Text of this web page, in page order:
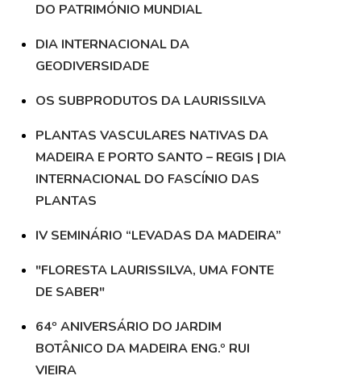
DO PATRIMÓNIO MUNDIAL
DIA INTERNACIONAL DA
GEODIVERSIDADE
OS SUBPRODUTOS DA LAURISSILVA
PLANTAS VASCULARES NATIVAS DA
MADEIRA E PORTO SANTO – REGIS | DIA
INTERNACIONAL DO FASCÍNIO DAS
PLANTAS
IV SEMINÁRIO “LEVADAS DA MADEIRA”
"FLORESTA LAURISSILVA, UMA FONTE
DE SABER"
64º ANIVERSÁRIO DO JARDIM
BOTÂNICO DA MADEIRA ENG.º RUI
VIEIRA